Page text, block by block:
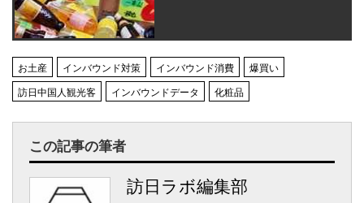
お土産 インバウンド対策 インバウンド消費
爆買い
訪日中国人観光客
インバウンドデータ 化粧品
この記事の筆者
訪日ラボ編集部